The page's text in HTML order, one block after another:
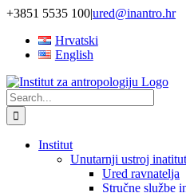
Skip
content
+3851 5535 100|ured@inantro.hr
Hrvatski
English
Search
for:
Institut
Unutarnji ustroj
Ured ravnatelja
Stručne službe